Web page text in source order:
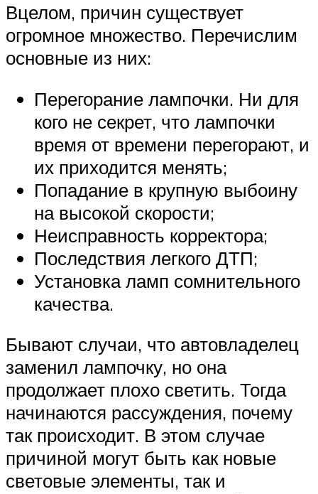
Вцелом, причин существует
огромное множество. Перечислим
основные из них:
Перегорание лампочки. Ни для
кого не секрет, что лампочки
время от времени перегорают, и
их приходится менять;
Попадание в крупную выбоину
на высокой скорости;
Неисправность корректора;
Последствия легкого ДТП;
Установка ламп сомнительного
качества.
Бывают случаи, что автовладелец
заменил лампочку, но она
продолжает плохо светить. Тогда
начинаются рассуждения, почему
так происходит. В этом случае
причиной могут быть как новые
световые элементы, так и